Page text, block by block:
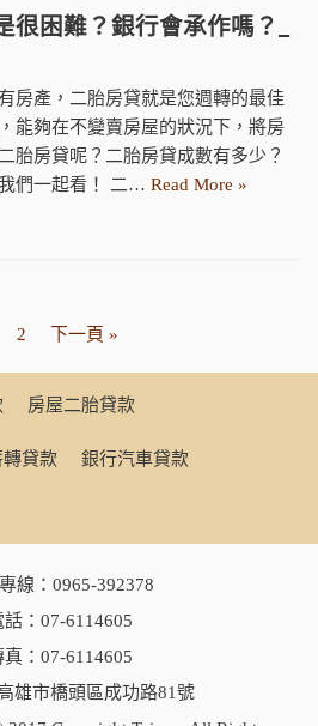
困難？銀行會承作嗎？_
房產，二胎房貸就是您週轉的最佳
能夠在不變賣房屋的狀況下，將房
胎房貸呢？二胎房貸成數有多少？
們一起看！ 二… Read More »
2 下一頁 »
房屋二胎貸款
轉貸款 銀行汽車貸款
線： 0965-392378
： 07-6114605
真：07-6114605
雄市橋頭區成功路81號